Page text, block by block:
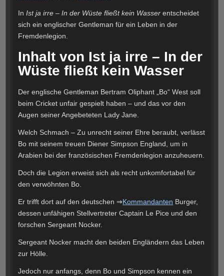
InIst ja irre – In der Wüste fließt kein Wasser entscheidet
sich ein englischer Gentleman für ein Leben in der
Fremdenlegion.
Inhalt von Ist ja irre – In der
Wüste fließt kein Wasser
Der englische Gentleman Bertram Oliphant „Bo“ West soll
beim Cricket unfair gespielt haben – und das vor den
Augen seiner Angebeteten Lady Jane.
Welch Schmach – Zu unrecht seiner Ehre beraubt, verlässt
Bo mit seinem treuen Diener Simpson England, um in
Arabien bei der französischen Fremdenlegion anzuheuern.
Doch die Legion erweist sich als recht unkomfortabel für
den verwöhnten Bo.
Er trifft dort auf den deutschen ⇒Kommandanten Burger,
dessen unfähigen Stellvertreter Captain Le Pice und den
forschen Sergeant Nocker.
Sergeant Nocker macht den beiden Engländern das Leben
zur Hölle.
Jedoch nur anfangs, denn Bo und Simpson kennen ein